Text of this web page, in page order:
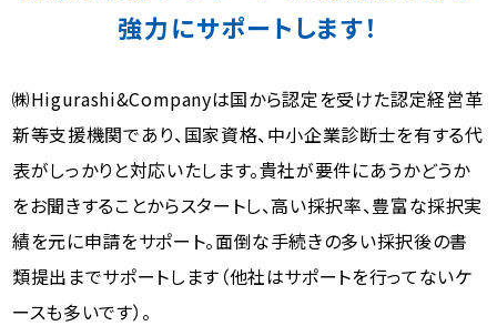
強力にサポートします！
㈱Higurashi&Companyは国から認定を受けた認定経営革
新等支援機関であり、国家資格、中小企業診断士を有する代
表がしっかりと対応いたします。貴社が要件にあうかどうか
をお聞きすることからスタートし、高い採択率、豊富な採択実
績を元に申請をサポート。面倒な手続きの多い採択後の書
類提出までサポートします（他社はサポートを行ってないケ
ースも多いです）。